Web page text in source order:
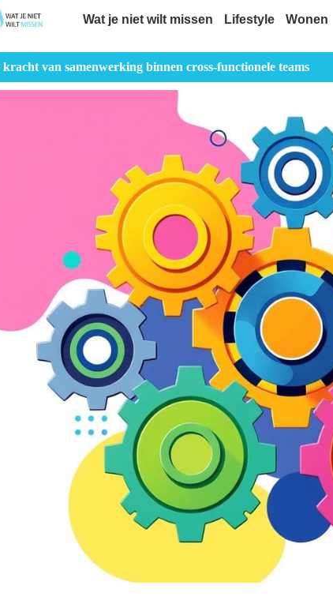
Wat je niet wilt missen Lifestyle Wonen
kracht van samenwerking binnen cross-functionele teams